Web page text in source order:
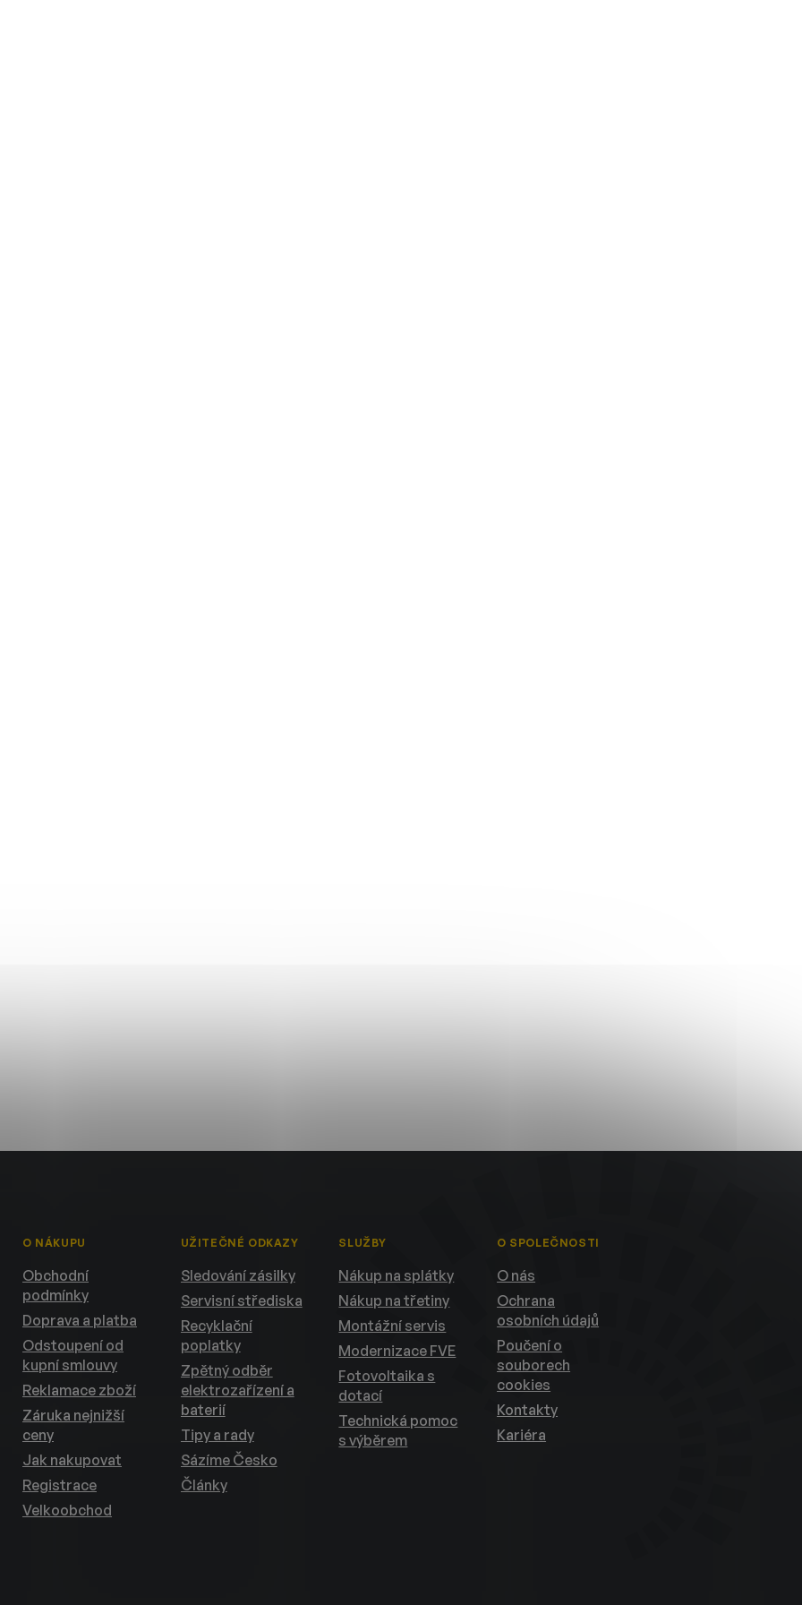
O NÁKUPU
Obchodní
podmínky
Doprava a platba
Odstoupení od
kupní smlouvy
Reklamace zboží
Záruka nejnižší
ceny
Jak nakupovat
Registrace
Velkoobchod
UŽITEČNÉ ODKAZY
Sledování zásilky
Servisní střediska
Recyklační
poplatky
Zpětný odběr
elektrozařízení a
baterií
Tipy a rady
Sázíme Česko
Články
SLUŽBY
Nákup na splátky
Nákup na třetiny
Montážní servis
Modernizace FVE
Fotovoltaika s
dotací
Technická pomoc
s výběrem
O SPOLEČNOSTI
O nás
Ochrana
osobních údajů
Poučení o
souborech
cookies
Kontakty
Kariéra